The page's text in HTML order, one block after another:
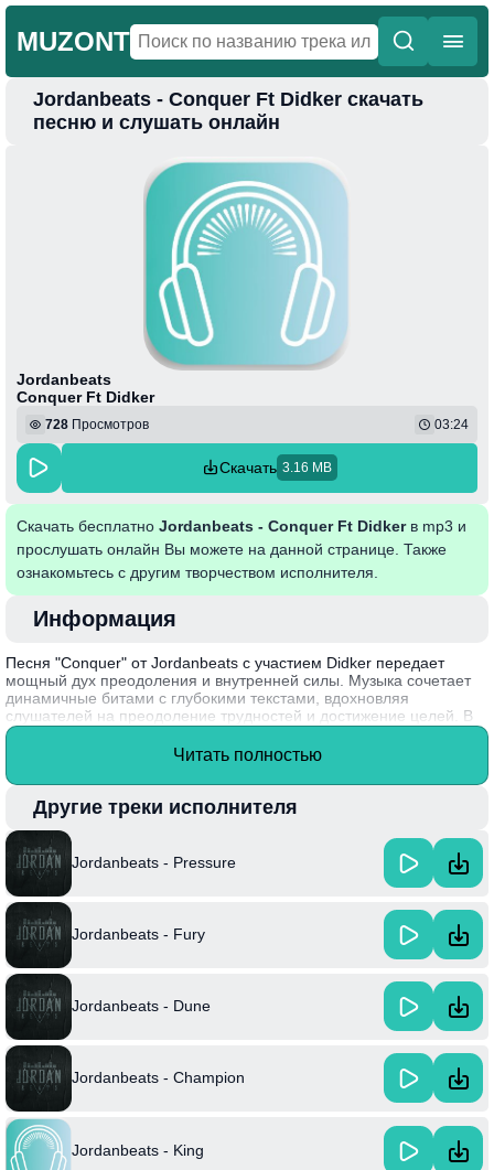
MUZONT
Главная
Jordanbeats - Conquer Ft Didker скачать
песню и слушать онлайн
Jordanbeats
Conquer Ft Didker
728 Просмотров 03:24
Скачать 3.16 MB
Скачать бесплатно Jordanbeats - Conquer Ft Didkerв mp3 и
прослушать онлайн Вы можете на данной странице. Также
ознакомьтесь с другим творчеством исполнителя.
Информация
Песня "Conquer" от Jordanbeats с участием Didker передает
мощный дух преодоления и внутренней силы. Музыка сочетает
динамичные битами с глубокими текстами, вдохновляя
слушателей на преодоление трудностей и достижение целей. В
ней слышится энергетика уверенности и решимости, что делает
трек идеальным для подбадривания в сложные моменты. Каждая
коллаборация двух талантливых артистов придает композиции
особую гармонию.
Интересный факт: Jordanbeats начал свою карьеру с создания
музыки для видео игр, что определило его уникальный стиль и
звук.
Читать полностью
Другие треки исполнителя
Jordanbeats - Pressure
Jordanbeats - Fury
Jordanbeats - Dune
Jordanbeats - Champion
Jordanbeats - King